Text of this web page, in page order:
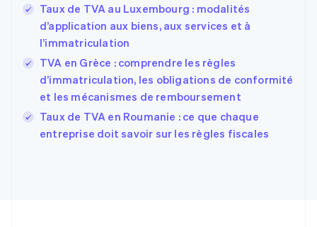
Taux de TVA au Luxembourg : modalités
d’application aux biens, aux services et à
l’immatriculation
TVA en Grèce : comprendre les règles
d’immatriculation, les obligations de conformité
et les mécanismes de remboursement
Taux de TVA en Roumanie : ce que chaque
entreprise doit savoir sur les règles fiscales
EspañolEnglish
Estonie
English
États-Unis
EnglishEspañol简体中文
Finlande
English Svenska
FrançaisEnglish
Gibraltar